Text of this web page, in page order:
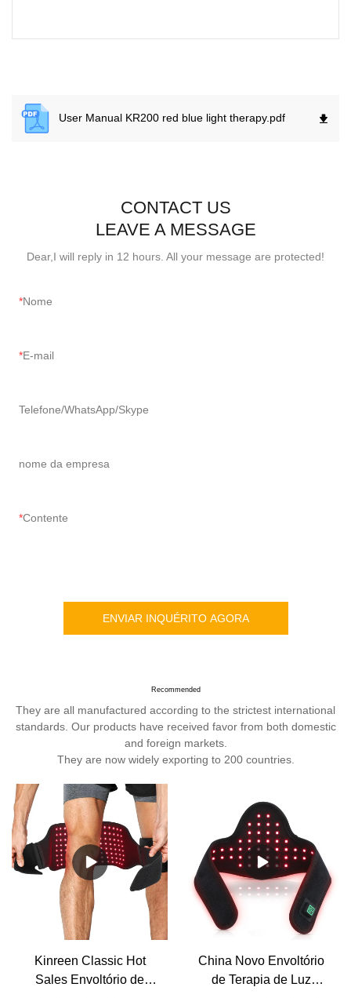
User Manual KR200 red blue light therapy. pdf
CONTACT US
LEAVE A MESSAGE
Dear,I will reply in 12 hours. All your message are protected!
Nome
E-mail
Telefone/WhatsApp/Skype
nome da empresa
Contente
ENVIAR INQUÉRITO AGORA
Recommended
They are all manufactured according to the strictest international
standards. Our products have received favor from both domestic
and foreign markets.
They are now widely exporting to 200 countries.
Kinreen Classic Hot
Sales Envoltório de
China Novo Envoltório
de Terapia de Luz